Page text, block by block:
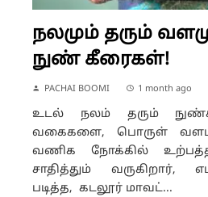
நலமும் தரும்
நுண் கீரைகள்!
PACHAI BOOMI 1 month ago
உடல் நலம் தரும்
வகைகளை, பொருள்
வணிக நோக்கில்
சாதித்தும் வருகிறார்,
படித்த, கடலூர் மாவட்...